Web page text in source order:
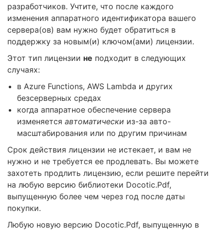
разработчиков. Учтите, что после каждого
изменения аппаратного идентификатора вашего
сервера(ов) вам нужно будет обратиться в
поддержку за новым(и) ключом(ами) лицензии.
Этот тип лицензии не подходит в следующих
случаях:
в Azure Functions, AWS Lambda и других
безсерверных средах
когда аппаратное обеспечение сервера
изменяется автоматически из-за авто-
масштабирования или по другим причинам
Срок действия лицензии не истекает, и вам не
нужно и не требуется ее продлевать. Вы можете
захотеть продлить лицензию, если решите перейти
на любую версию библиотеки Docotic.Pdf,
выпущенную более чем через год после даты
покупки.
Любую новую версию Docotic.Pdf, выпущенную в